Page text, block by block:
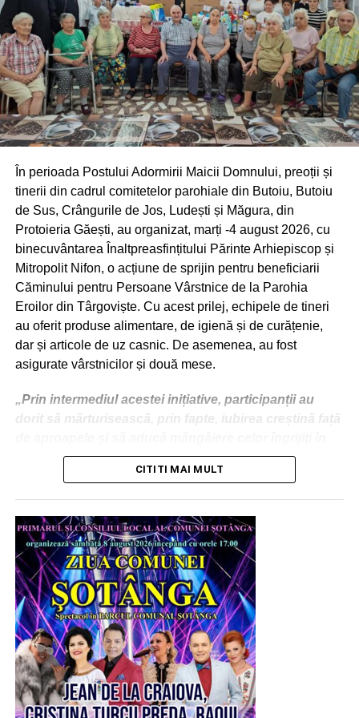
unde cei 100 MW obținuți din cărbune se pot înlocui
cu energie produsă din gaze naturale. Ministerul
Energiei a avertizat că, dacă amendamentele trec
ajungem în situația de a avea PNRR-ul blocat și banii
pierduți din fonduri europene”, a adăugat Aurelian
Cotinescu – deputat PNL de Dâmbovița.
A mai precizat parlamentarul că președintele României,
Nicușor Dan, a transmis că, dacă Legea Decarbonizării
va trece în forma modificată de PSD, atunci va apela la
toate prerogativele prezidențiale pentru a o bloca și
pentru a o retransmite Parlamentului pentru reexaminare.
Proiectul de lege a fost adoptat, astăzi – 5 august 2026, în
Camera Deputaților cu amendamentul propus de PSD.
În perioada Postului Adormirii Maicii Domnului, preoții și
tinerii din cadrul comitetelor parohiale din Butoiu, Butoiu
de Sus, Crângurile de Jos, Ludești și Măgura, din
Protoieria Găești, au organizat, marți -4 august 2026, cu
binecuvântarea Înaltpreasfințitului Părinte Arhiepiscop și
Mitropolit Nifon, o acțiune de sprijin pentru beneficiarii
Căminului pentru Persoane Vârstnice de la Parohia
Eroilor din Târgoviște. Cu acest prilej, echipele de tineri
au oferit produse alimentare, de igienă și de curățenie,
dar și articole de uz casnic. De asemenea, au fost
asigurate vârstnicilor și două mese.
„Prin intermediul acestei inițiative, participanții au
dorit să mărturisească, prin fapte, iubirea creștină față
cadrul acestui așezământ. Acest demers filantropic
subliniază responsabilitatea comunitară a parohiilor
solidaritatea eclezială în promovarea faptelor de
milostenie”, se precizează într-un comunicat transmis
de Arhiepiscopia Târgoviștei.
Urmărește Incomod Media și pe Google News
CITITI MAI MULT